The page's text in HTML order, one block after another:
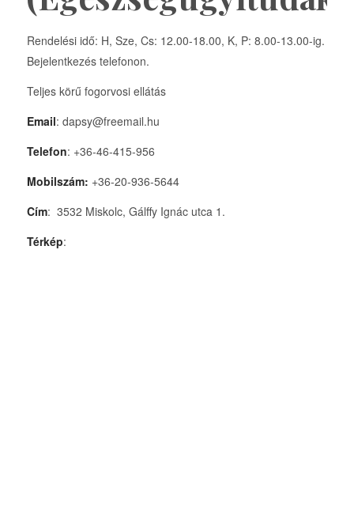
Rendelési idő: H, Sze, Cs: 12.00-18.00, K, P: 8.00-13.00-ig.
Bejelentkezés telefonon.
Teljes körű fogorvosi ellátás
Email: dapsy@freemail.hu
Telefon: +36-46-415-956
Mobilszám: +36-20-936-5644
Cím: 3532 Miskolc, Gálffy Ignác utca 1.
Térkép: